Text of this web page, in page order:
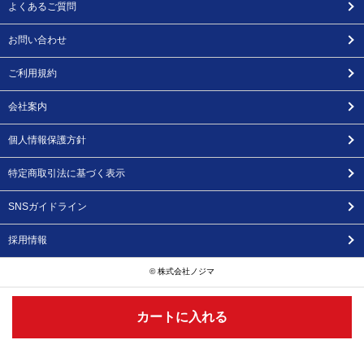
カートに入れる
よくあるご質問
お問い合わせ
ご利用規約
会社案内
個人情報保護方針
特定商取引法に基づく表示
SNSガイドライン
採用情報
© 株式会社ノジマ